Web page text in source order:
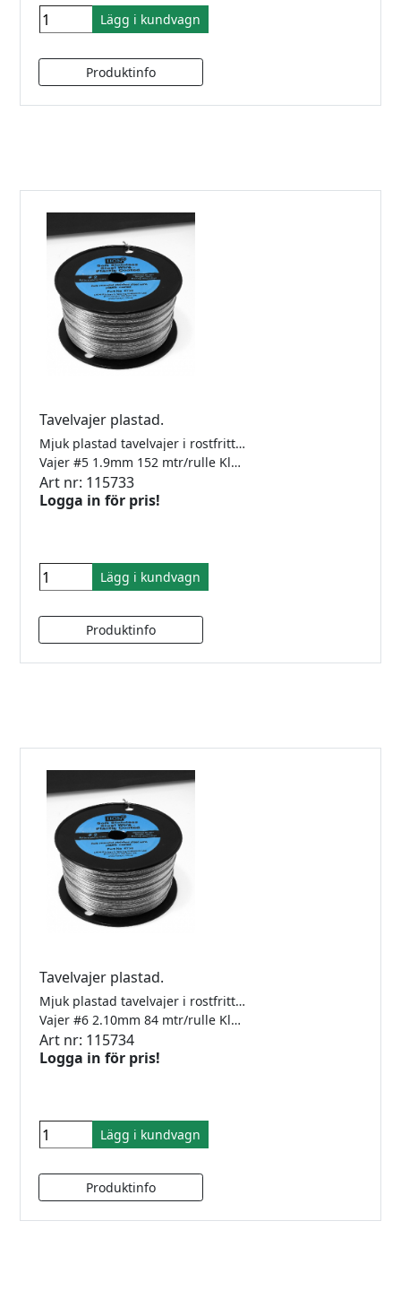
Lägg i kundvagn
Tavelvajer plastad.
Mjuk plastad tavelvajer i rostfritt stål. För att knytas.
Vajer #5 1.9mm 152 mtr/rulle Klarar 19kg
Art nr: 115733
Logga in för pris!
Lägg i kundvagn
Tavelvajer plastad.
Mjuk plastad tavelvajer i rostfritt stål. För att knytas.
Vajer #6 2.10mm 84 mtr/rulle Klarar 24kg
Art nr: 115734
Logga in för pris!
Lägg i kundvagn